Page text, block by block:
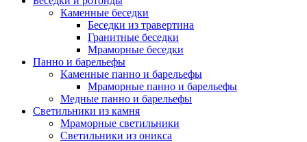
Каменные беседки
Беседки из травертина
Гранитные беседки
Мраморные беседки
Панно и барельефы
Каменные панно и барельефы
Мраморные панно и барельефы
Медные панно и барельефы
Светильники из камня
Мраморные светильники
Светильники из оникса